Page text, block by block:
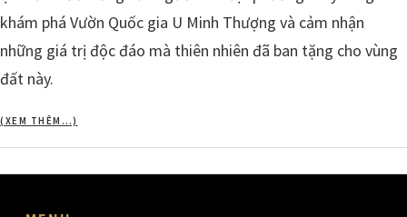
khám phá Vườn Quốc gia U Minh Thượng và cảm nhận
những giá trị độc đáo mà thiên nhiên đã ban tặng cho vùng
đất này.
(XEM THÊM…)